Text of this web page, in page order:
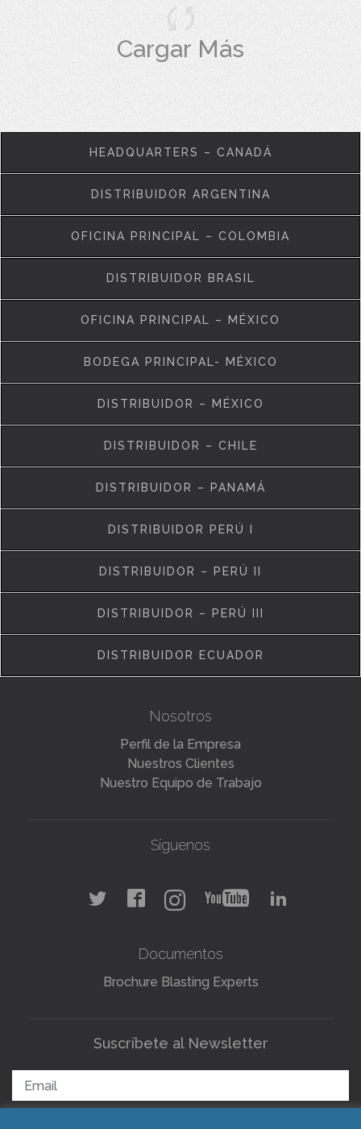
Cargar Más
HEADQUARTERS – CANADÁ
DISTRIBUIDOR ARGENTINA
OFICINA PRINCIPAL – COLOMBIA
DISTRIBUIDOR BRASIL
OFICINA PRINCIPAL – MÉXICO
BODEGA PRINCIPAL- MÉXICO
DISTRIBUIDOR – MÉXICO
DISTRIBUIDOR – CHILE
DISTRIBUIDOR – PANAMÁ
DISTRIBUIDOR PERÚ I
DISTRIBUIDOR – PERÚ II
DISTRIBUIDOR – PERÚ III
DISTRIBUIDOR ECUADOR
Nosotros
Perfil de la Empresa
Nuestros Clientes
Nuestro Equipo de Trabajo
Síguenos
Documentos
Brochure Blasting Experts
Suscríbete al Newsletter